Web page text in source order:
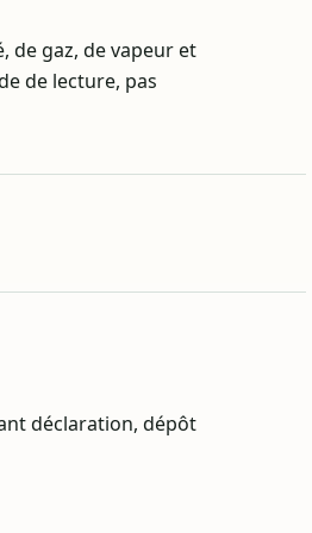
de gaz, de vapeur et
de lecture, pas
déclaration, dépôt